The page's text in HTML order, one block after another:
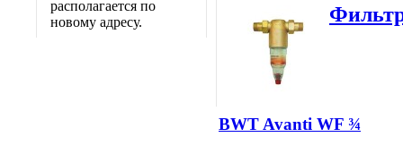
располагается по
новому адресу.
BWT Avanti WF ¾